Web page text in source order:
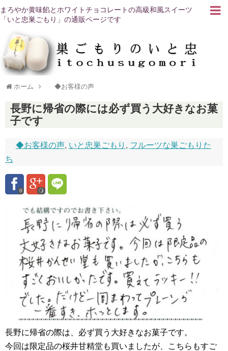
まろやか黄味餡とホワイトチョコレートの高級和風スイーツ
「いと忠巣ごもり」の通販ページです
ホーム ◆お客様の声
長野に帰省の際には必ず買う大好きなお菓
子です
◆お客様の声, いと忠巣ごもり , フルーツな巣ごもりた
ち
0
長野に帰省の際は、必ず買う大好きなお菓子です。
今回は限定品の桜井甘精堂も買いましたが、こちらもすご